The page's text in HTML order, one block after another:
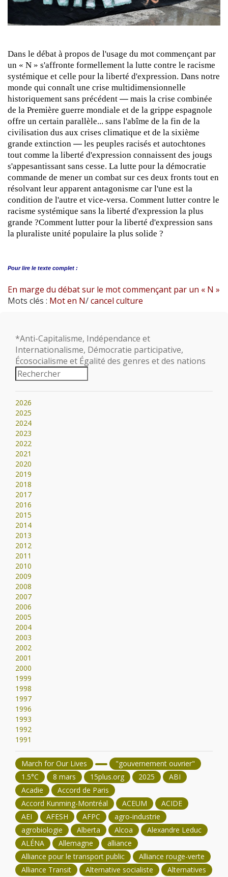
Dans le débat à propos de l'usage du mot commençant par
un « N » s'affronte formellement la lutte contre le racisme
systémique et celle pour la liberté d'expression. Dans notre
monde qui connaît une crise multidimensionnelle
historiquement sans précédent — mais la crise combinée
de la Première guerre mondiale et de la grippe espagnole
offre un certain parallèle... sans l'abîme de la fin de la
civilisation dus aux crises climatique et de la sixième
grande extinction — les peuples racisés et autochtones
tout comme la liberté d'expression connaissent des jougs
s'appesantissant sans cesse. La lutte pour la démocratie
commande de mener un combat sur ces deux fronts tout en
résolvant leur apparent antagonisme car l'une est la
condition de l'autre et vice-versa. Comment lutter contre le
racisme systémique sans la liberté d'expression la plus
grande ?Comment lutter pour la liberté d'expression sans
la pluraliste unité populaire la plus solide ?
Pour lire le texte complet :
En marge du débat sur le mot commençant par un « N »
Mots clés : Mot en N/cancel culture
*Anti-Capitalisme, Indépendance et
Internationalisme, Démocratie participative,
Écosocialisme et Égalité des genres et des nations
2026
2025
2024
2023
2022
2021
2020
2019
2018
2017
2016
2015
2014
2013
2012
2011
2010
2009
2008
2007
2006
2005
2004
2003
2002
2001
2000
1999
1998
1997
1996
1993
1992
1991
March for Our Lives
"gouvernement ouvrier"
1.5°C
8 mars 15plus.org 2025
ABI
Acadie
Accord de Paris
Accord Kunming-Montréal
ACEUM
ACIDE
AEI
AFESH AFPC
agro-industrie
agrobiologie
Alberta Alcoa
Alexandre Leduc
ALÉNA
Allemagne
alliance
Alliance pour le transport public
Alliance rouge-verte
Alliance Transit
Alternative socialiste Alternatives